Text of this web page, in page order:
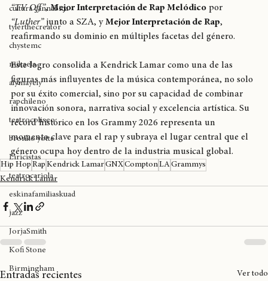
expoweed 2025
cultura cannábica
tylerthecreator
chystemc
mikaela
alymayely
rapchileno
teatrocoliseo
bronko yotte
Liricistas
teatrocariola
eskinafamiliaskuad
jazz
JorjaSmith
Kofi Stone
fue premiado en categorías como Mejor Canción de Rap
“TV Off”, Mejor Interpretación de Rap Melódico por
“Luther” junto a SZA, y Mejor Interpretación de Rap,
Este logro consolida a Kendrick Lamar como una de las
figuras más influyentes de la música contemporánea, no solo
por su éxito comercial, sino por su capacidad de combinar
innovación sonora, narrativa social y excelencia artística. Su
récord histórico en los Grammy 2026 representa un
momento clave para el rap y subraya el lugar central que el
género ocupa hoy dentro de la industria musical global.
Hip HopRapKendrick Lamar
Kendrick Lamar